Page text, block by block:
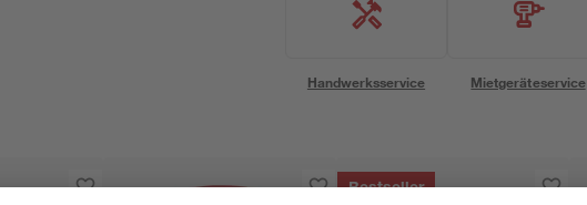
Handwerksservice Mietgeräteservice
Bestseller